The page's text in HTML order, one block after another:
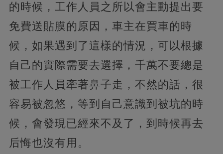
的時候，工作人員之所以會主動提出要
免費送貼膜的原因，車主在買車的時
候，如果遇到了這樣的情況，可以根據
自己的實際需要去選擇，千萬不要總是
被工作人員牽著鼻子走，不然的話，很
容易被忽悠，等到自己意識到被坑的時
候，會發現已經來不及了，到時候再去
后悔也沒有用。